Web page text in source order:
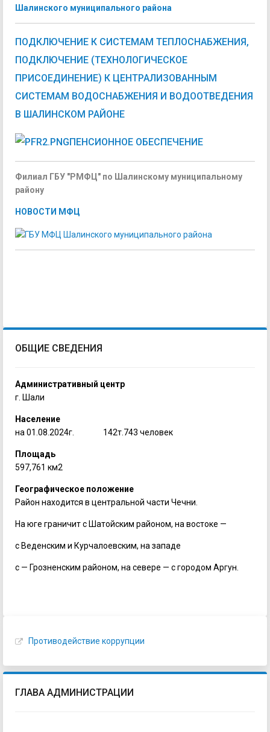
Шалинского муниципального района
ПОДКЛЮЧЕНИЕ К СИСТЕМАМ ТЕПЛОСНАБЖЕНИЯ,
ПОДКЛЮЧЕНИЕ (ТЕХНОЛОГИЧЕСКОЕ
ПРИСОЕДИНЕНИЕ) К ЦЕНТРАЛИЗОВАННЫМ
СИСТЕМАМ ВОДОСНАБЖЕНИЯ И ВОДООТВЕДЕНИЯ
В ШАЛИНСКОМ РАЙОНЕ
ПЕНСИОННОЕ ОБЕСПЕЧЕНИЕ
Филиал ГБУ "РМФЦ" по Шалинскому муниципальному
району
НОВОСТИ МФЦ
ОБЩИЕ СВЕДЕНИЯ
Административный центр
г. Шали
Население
на 01.08.2024г. 142т.743 человек
Площадь
597,761 км2
Географическое положение
Район находится в центральной части Чечни.
На юге граничит с Шатойским районом, на востоке —
с Веденским и Курчалоевским, на западе
с — Грозненским районом, на севере — с городом Аргун.
Противодействие коррупции
ГЛАВА АДМИНИСТРАЦИИ